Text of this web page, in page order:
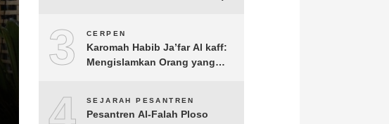
3 CERPEN
Karomah Habib Ja’far Al kaff:
Mengislamkan Orang yang
SEJARAH PESANTREN
Pesantren Al-Falah Ploso